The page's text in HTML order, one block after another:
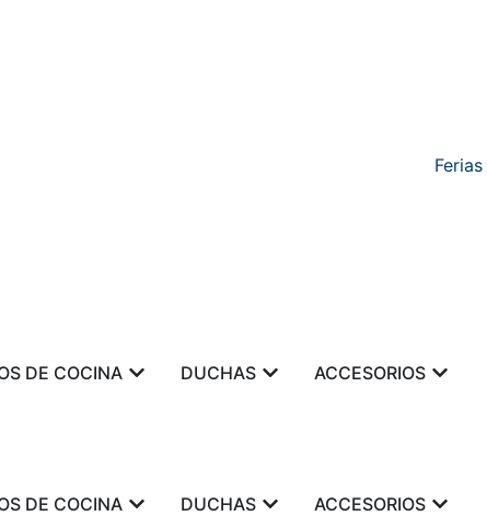
Ferias
DE COCINA DUCHAS ACCESORIOS
DE COCINA DUCHAS ACCESORIOS